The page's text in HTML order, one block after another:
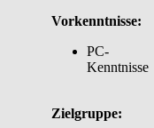
Vorkenntnisse:
PC-
Kenntnisse
Zielgruppe: